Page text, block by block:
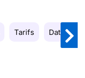
Tarifs Date de